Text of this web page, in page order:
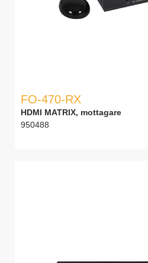
FO-470-RX
HDMI MATRIX, mottagare
950488